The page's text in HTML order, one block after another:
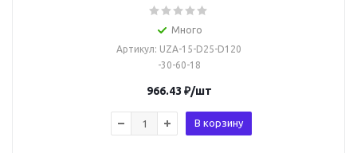
Много
Артикул: UZA-15-D25-D120
-30-60-18
966.43 ₽/шт
В корзину